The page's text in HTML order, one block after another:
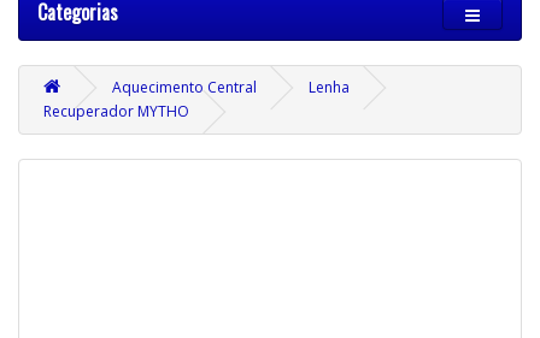
Categorias
Aquecimento Central
Lenha
Recuperador MYTHO